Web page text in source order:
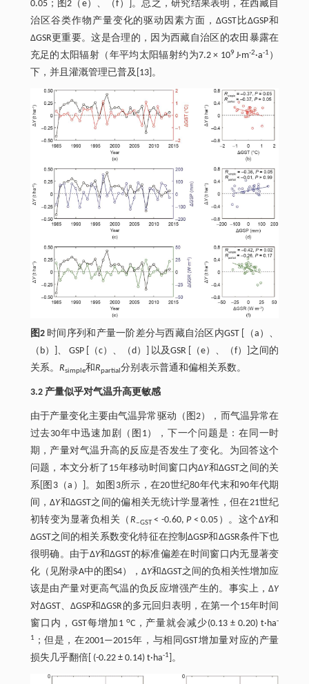
0.05；图2（e）、（f）]。总之，研究结果表明，在西藏自
治区谷类作物产量变化的驱动因素方面，∆GST比∆GSP和
∆GSR更重要。这是合理的，因为西藏自治区的农田暴露在
充足的太阳辐射（年平均太阳辐射约为7.2 × 109J·m-2·a-1 ）
下，并且灌溉管理已普及[13]。
图2时间序列和产量一阶差分与西藏自治区内GST [（a）、
（b）]、 GSP [（c）、（d）] 以及GSR [（e）、（f）]之间的
关系。 Rsimple和Rpartial 分别表示普通和偏相关系数。
3.2 产量似乎对气温升高更敏感
由于产量变化主要由气温异常驱动（图2），而气温异常在
过去30年中迅速加剧（图1），下一个问题是：在同一时
期，产量对气温升高的反应是否发生了变化。为回答这个
问题，本文分析了15年移动时间窗口内∆Y和∆GST之间的关
系[图3（a）]。如图3所示，在20世纪80年代末和90年代期
间，∆Y和∆GST之间的偏相关无统计学显著性，但在21世纪
初转变为显著负相关（ R‒GST< -0.60,P< 0.05）。这个∆Y和
∆GST之间的相关系数变化特征在控制∆GSP和∆GSR条件下也
很明确。由于∆Y和∆GST的标准偏差在时间窗口内无显著变
化（见附录A中的图S4），∆Y和∆GST之间的负相关性增加应
该是由产量对更高气温的负反应增强产生的。事实上，∆Y
对∆GST、∆GSP和∆GSR的多元回归表明，在第一个15年时间
窗口内，GST每增加1 oC，产量就会减少(0.13 ± 0.20) t·ha-
1
；但是，在2001—2015年，与相同GST增加量对应的产量
损失几乎翻倍[ (-0.22 ± 0.14) t·ha-1 ]。